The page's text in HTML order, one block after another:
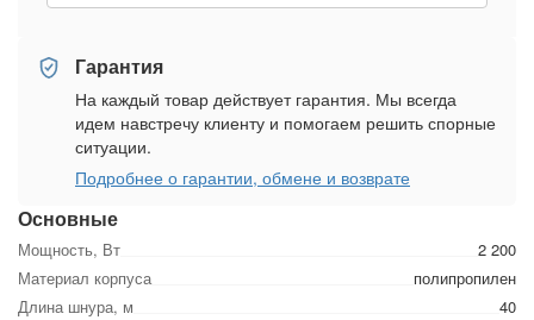
Основные
Мощность, Вт
2 200
Материал корпуса
полипропилен
Длина шнура, м
40
Гарантия
На каждый товар действует гарантия. Мы всегда
идем навстречу клиенту и помогаем решить спорные
ситуации.
Подробнее о гарантии, обмене и возврате